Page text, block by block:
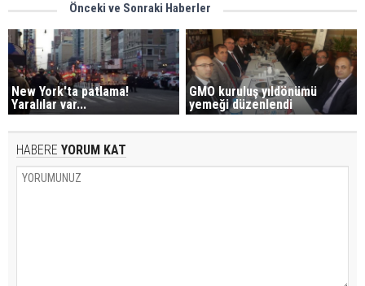
Önceki ve Sonraki Haberler
New York'ta patlama!
Yaralılar var...
GMO kuruluş yıldönümü
yemeği düzenlendi
HABERE YORUM KAT